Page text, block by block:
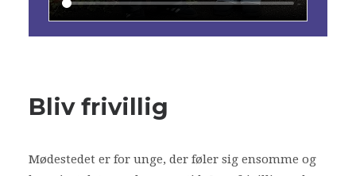
Bliv frivillig
Mødestedet er for unge, der føler sig ensomme og